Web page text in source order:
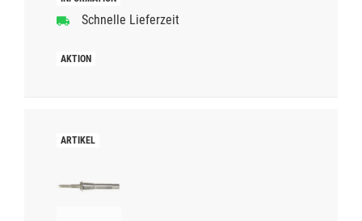
Schnelle Lieferzeit